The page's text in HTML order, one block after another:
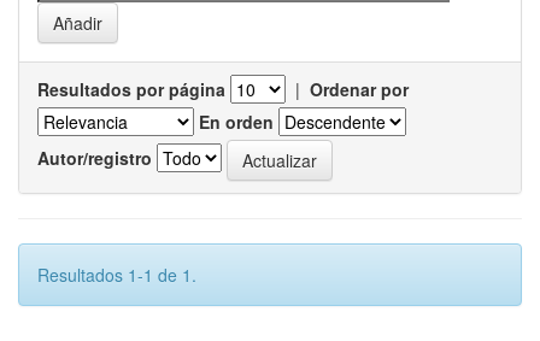
Resultados por página | Ordenar por
En orden
Autor/registro
Resultados 1-1 de 1.